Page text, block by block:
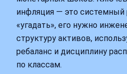
инфляция — это системный
«угадать», его нужно
структуру активов,
ребаланс и дисциплину
по классам.